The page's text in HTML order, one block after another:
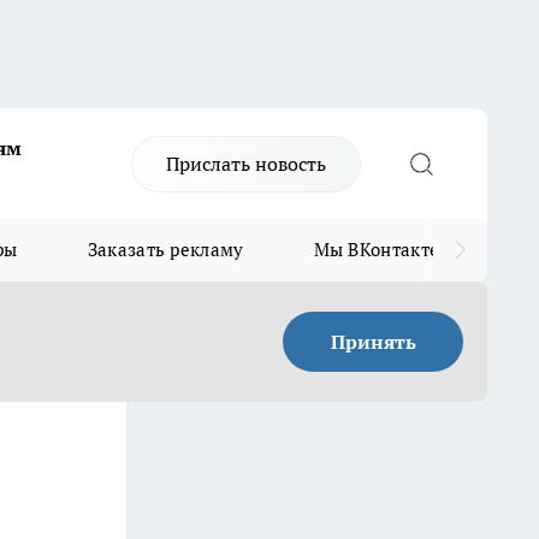
Прислать новость
Заказать рекламу Мы ВКонтакте
Принять